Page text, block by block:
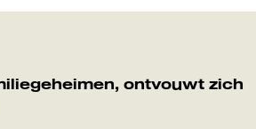
ontvouwt zich